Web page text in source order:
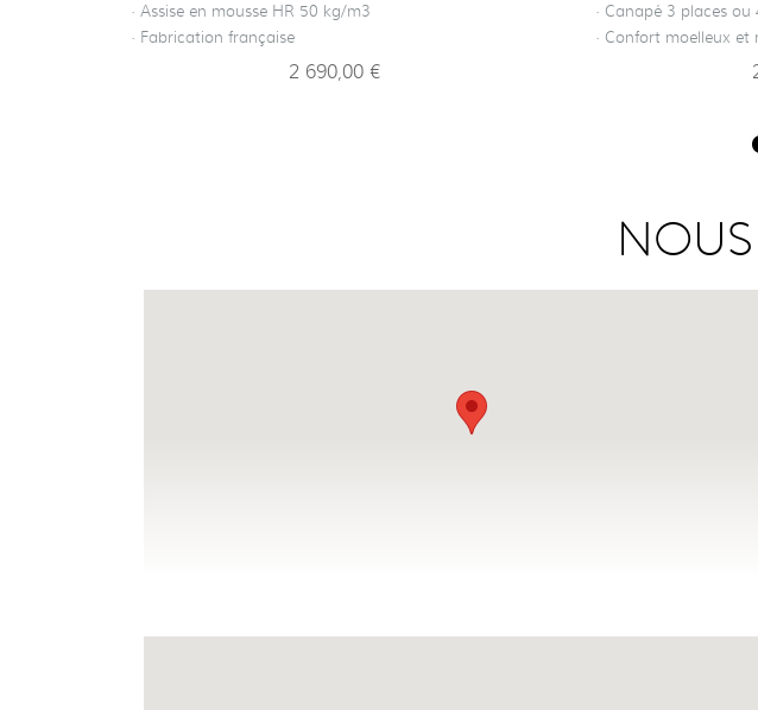
· Assise en mousse HR 50 kg/m3
· Fabrication française
2 690,00 €
· Canapé 3 places ou
· Confort moelleux et